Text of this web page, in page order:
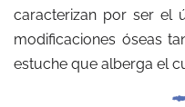
caracterizan por ser el
modificaciones óseas
estuche que alberga el